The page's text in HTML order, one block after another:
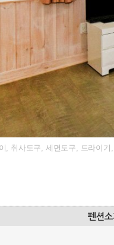
, 취사도구, 세면도구, 드라이